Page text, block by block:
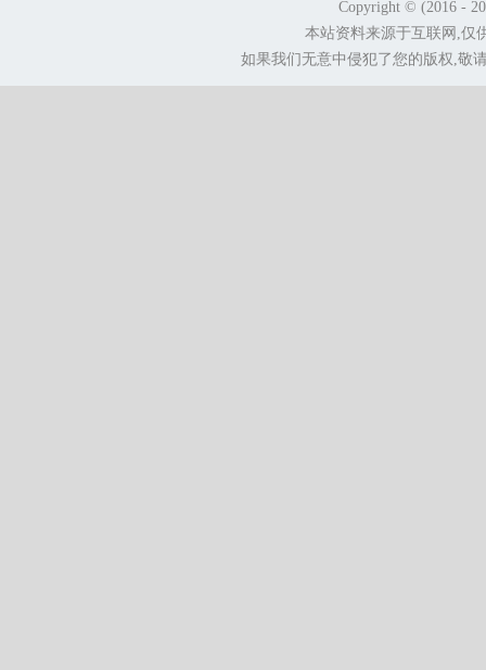
Copyright © (2016 -
本站资料来源于互联网,仅
如果我们无意中侵犯了您的版权,敬